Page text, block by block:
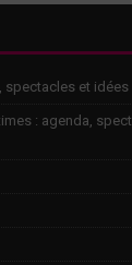
spectacles et
: agenda,